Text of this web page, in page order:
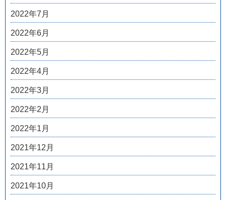
2022年7月
2022年6月
2022年5月
2022年4月
2022年3月
2022年2月
2022年1月
2021年12月
2021年11月
2021年10月